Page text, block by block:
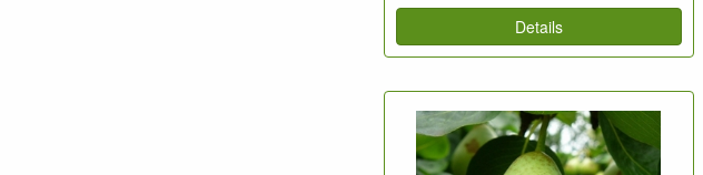
Details